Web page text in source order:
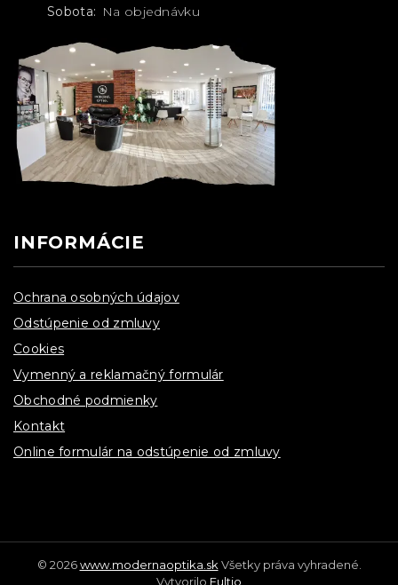
Sobota: Na objednávku
INFORMÁCIE
Ochrana osobných údajov
Odstúpenie od zmluvy
Cookies
Vymenný a reklamačný formulár
Obchodné podmienky
Kontakt
Online formulár na odstúpenie od zmluvy
© 2026www.modernaoptika.sk Všetky práva vyhradené.
Vytvorilo Fultio